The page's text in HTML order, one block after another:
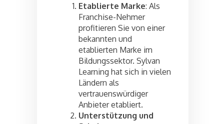
Etablierte Marke: Als
Franchise-Nehmer
profitieren Sie von einer
bekannten und
etablierten Marke im
Bildungssektor. Sylvan
Learning hat sich in vielen
Ländern als
vertrauenswürdiger
Anbieter etabliert.
Unterstützung und